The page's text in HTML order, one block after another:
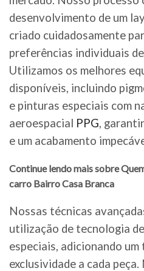
desenvolvimento de um
criado cuidadosamente
preferências individuais
Utilizamos os melhores
disponíveis, incluindo
e pinturas especiais com
aeroespacial PPG,
e um acabamento
Continue lendo mais sobre
carro Bairro Casa Branca
Nossas técnicas
utilização de tecnologia
especiais, adicionando
exclusividade a cada